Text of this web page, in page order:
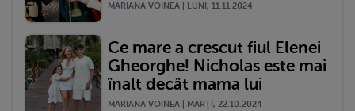
MARIANA VOINEA | LUNI, 11.11.2024
Ce mare a crescut fiul Elenei
Gheorghe! Nicholas este mai
înalt decât mama lui
MARIANA VOINEA | MARŢI, 22.10.2024